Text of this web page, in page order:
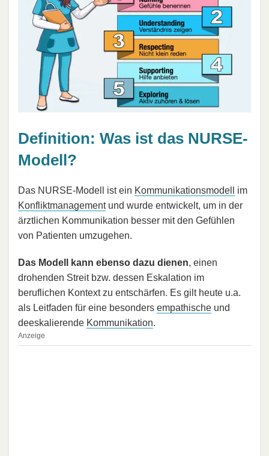
Definition: Was ist das NURSE-
Modell?
Das NURSE-Modell ist ein Kommunikationsmodell
im
Konfliktmanagementund wurde entwickelt, um in der
ärztlichen Kommunikation besser mit den Gefühlen
von Patienten umzugehen.
Das Modell kann ebenso dazu dienen, einen
drohenden Streit bzw. dessen Eskalation im
beruflichen Kontext zu entschärfen. Es gilt heute u.a.
als Leitfaden für eine besonders empathische und
deeskalierende Kommunikation.
Anzeige